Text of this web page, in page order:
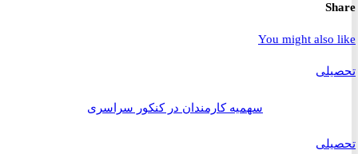
You might
سهمیه کارمندان در کنکور سراسری